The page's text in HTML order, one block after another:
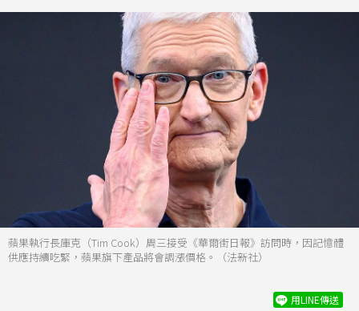
蘋果執行長庫克（Tim Cook）周三接受《華爾街日報》訪問時，因記憶體
供應持續吃緊，蘋果旗下產品將會調漲價格。（法新社）
用LINE傳送